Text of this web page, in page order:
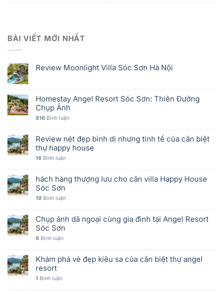
BÀI VIẾT MỚI NHẤT
Review Moonlight Villa Sóc Sơn Hà Nội
Homestay Angel Resort Sóc Sơn: Thiên Đường
Chụp Ảnh
816 Bình luận
Review nét đẹp bình dị nhưng tinh tế của căn biệt
thự happy house
16 Bình luận
hách hàng thượng lưu cho căn villa Happy House
Sóc Sơn
19 Bình luận
Chụp ảnh dã ngoại cùng gia đình tại Angel Resort
Sóc Sơn
6 Bình luận
Khám phá vẻ đẹp kiêu sa của căn biệt thự angel
resort
1 Bình luận